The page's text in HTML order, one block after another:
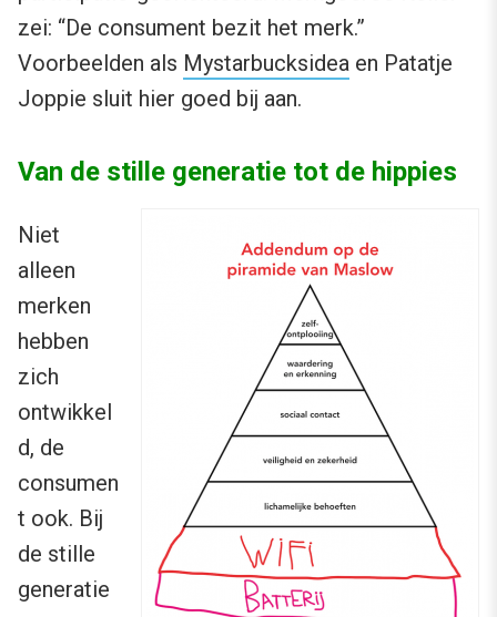
zei: “De consument bezit het merk.”
Voorbeelden als Mystarbucksidea en Patatje
Joppie sluit hier goed bij aan.
Van de stille generatie tot de hippies
Niet
alleen
merken
hebben
zich
ontwikkel
d, de
consumen
t ook. Bij
de stille
generatie